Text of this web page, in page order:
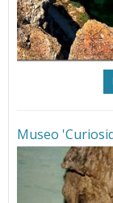
Museo